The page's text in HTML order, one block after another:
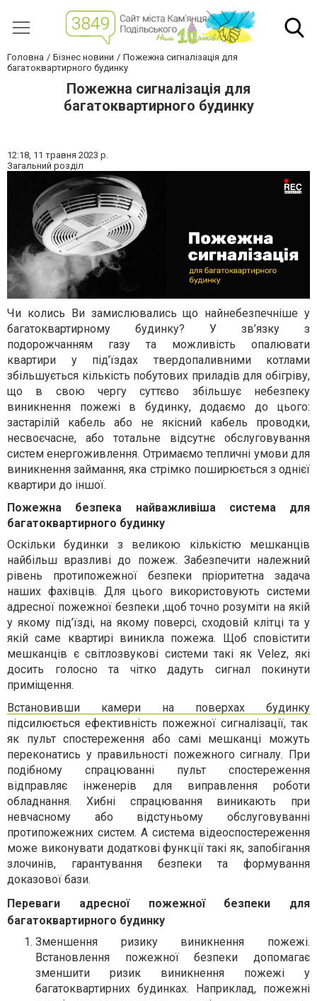
Головна Бізнес новини
Пожежна сигналізація для
багатоквартирного будинку
Пожежна сигналізація для
багатоквартирного будинку
12:18, 11 травня 2023 р.
Загальний розділ
Чи колись Ви замислювались що найнебезпечніше у
багатоквартирному будинку? У зв’язку з
подорожчанням газу та можливість опалювати
квартири у під’їздах твердопаливними котлами
збільшується кількість побутових приладів для обігріву,
що в свою чергу суттєво збільшує небезпеку
виникнення пожежі в будинку, додаємо до цього:
застарілій кабель або не якісний кабель проводки,
несвоєчасне, або тотальне відсутнє обслуговування
систем енергоживлення. Отримаємо тепличні умови для
виникнення займання, яка стрімко поширюється з однієї
квартири до іншої.
Пожежна безпека найважливіша система для
багатоквартирного будинку
Оскільки будинки з великою кількістю мешканців
найбільш вразливі до пожеж. Забезпечити належний
рівень протипожежної безпеки пріоритетна задача
наших фахівців. Для цього використовують системи
адресної пожежної безпеки ,щоб точно розуміти на якій
у якому під’їзді, на якому поверсі, сходовій клітці та у
якій саме квартирі виникла пожежа. Щоб сповістити
мешканців є світлозвукові системи такі як Velez, які
досить голосно та чітко дадуть сигнал покинути
приміщення.
Встановивши камери на поверхах будинку
підсилюється ефективність пожежної сигналізації, так
як пульт спостереження або самі мешканці можуть
переконатись у правильності пожежного сигналу. При
подібному спрацюванні пульт спостереження
відправляє інженерів для виправлення роботи
обладнання. Хибні спрацювання виникають при
невчасному або відстуньому обслуговуванні
протипожежних систем. А система відеоспостереження
може виконувати додаткові функції такі як, запобігання
злочинів, гарантування безпеки та формування
доказової бази.
Переваги адресної пожежної безпеки для
багатоквартирного будинку
Зменшення ризику виникнення пожежі.
Встановлення пожежної безпеки допомагає
зменшити ризик виникнення пожежі у
багатоквартирних будинках. Наприклад, пожежні